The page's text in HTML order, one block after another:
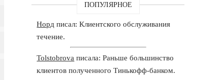
ПОПУЛЯРНОЕ
Норд писал: Клиентского обслуживания
течение.
Tolstobrova писала: Раньше большинство
клиентов полученного Тинькофф-банком.